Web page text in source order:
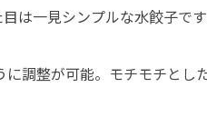
は一見シンプルな水餃子で
調整が可能。モチモチとし